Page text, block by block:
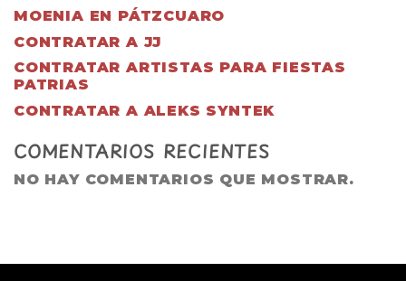
MOENIA EN PÁTZCUARO
CONTRATAR A JJ
CONTRATAR ARTISTAS PARA FIESTAS
PATRIAS
CONTRATAR A ALEKS SYNTEK
COMENTARIOS RECIENTES
NO HAY COMENTARIOS QUE MOSTRAR.